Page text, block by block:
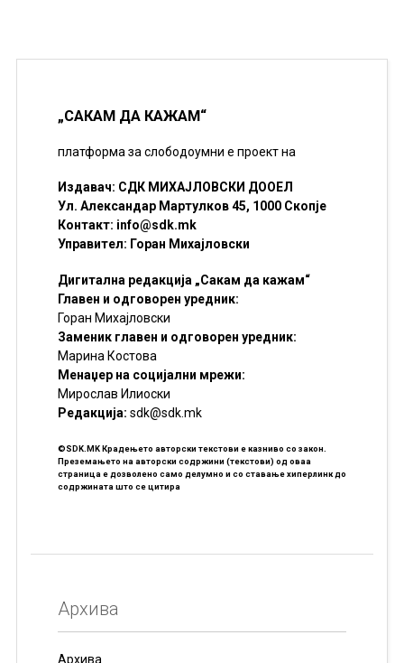
„САКАМ ДА КАЖАМ“
платформа за слободоумни е проект на
Издавач: СДК МИХАЈЛОВСКИ ДООЕЛ
Ул. Александар Мартулков 45, 1000 Скопје
Контакт: info@sdk.mk
Управител: Горан Михајловски
Дигитална редакција „Сакам да кажам“
Главен и одговорен уредник:
Горан Михајловски
Заменик главен и одговорен уредник:
Марина Костова
Менаџер на социјални мрежи:
Мирослав Илиоски
Редакцијa: sdk@sdk.mk
©SDK.MK Крадењето авторски текстови е казниво со закон.
Преземањето на авторски содржини (текстови) од оваа
страница е дозволено само делумно и со ставање хиперлинк до
содржината што се цитира
Архива
Архива